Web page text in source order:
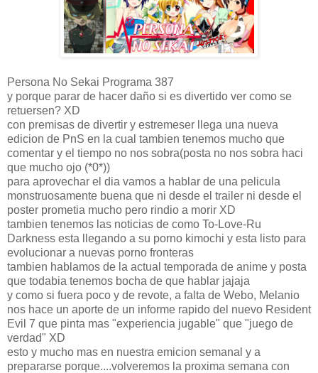
Persona No Sekai Programa 387
y porque parar de hacer daño si es divertido ver como se
retuersen? XD
con premisas de divertir y estremeser llega una nueva
edicion de PnS en la cual tambien tenemos mucho que
comentar y el tiempo no nos sobra(posta no nos sobra haci
que mucho ojo (*0*))
para aprovechar el dia vamos a hablar de una pelicula
monstruosamente buena que ni desde el trailer ni desde el
poster prometia mucho pero rindio a morir XD
tambien tenemos las noticias de como To-Love-Ru
Darkness esta llegando a su porno kimochi y esta listo para
evolucionar a nuevas porno fronteras
tambien hablamos de la actual temporada de anime y posta
que todabia tenemos bocha de que hablar jajaja
y como si fuera poco y de revote, a falta de Webo, Melanio
nos hace un aporte de un informe rapido del nuevo Resident
Evil 7 que pinta mas "experiencia jugable" que "juego de
verdad" XD
esto y mucho mas en nuestra emicion semanal y a
prepararse porque....volveremos la proxima semana con